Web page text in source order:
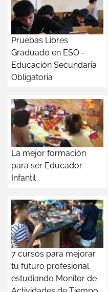
Pruebas Libres
Graduado en ESO -
Educación Secundaria
Obligatoria
La mejor formación
para ser Educador
Infantil
7 cursos para mejorar
tu futuro profesional
estudiando Monitor de